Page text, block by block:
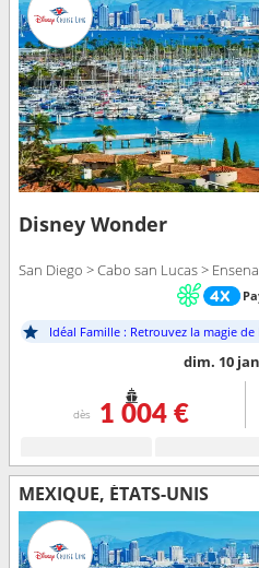
Disney Wonder
San Diego > Cabo san Lucas >
Idéal Famille : Retrouvez la magie
dim. 10
dès 1 004 €
MEXIQUE, ÉTATS-UNIS